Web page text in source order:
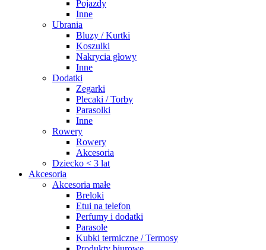
Pojazdy
Inne
Ubrania
Bluzy / Kurtki
Koszulki
Nakrycia głowy
Inne
Dodatki
Zegarki
Plecaki / Torby
Parasolki
Inne
Rowery
Rowery
Akcesoria
Dziecko < 3 lat
Akcesoria
Akcesoria małe
Breloki
Etui na telefon
Perfumy i dodatki
Parasole
Kubki termiczne / Termosy